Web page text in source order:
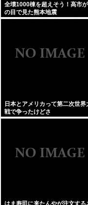
全壊1000棟を超えそう！高市
の目で見た熊本地震
日本とアメリカって第二次世界
戦で争ったけどさ